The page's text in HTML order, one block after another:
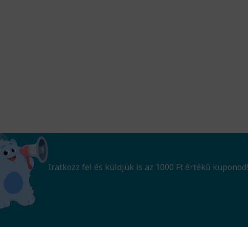
Iratkozz fel és küldjük is az 1000 Ft értékű kuponod!